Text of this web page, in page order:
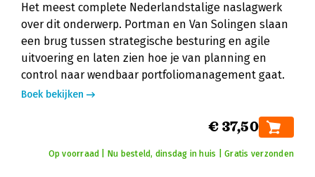
Het meest complete Nederlandstalige naslagwerk
over dit onderwerp. Portman en Van Solingen slaan
een brug tussen strategische besturing en agile
uitvoering en laten zien hoe je van planning en
control naar wendbaar portfoliomanagement gaat.
Boek bekijken
€ 37,50
Op voorraad | Nu besteld, dinsdag in huis | Gratis verzonden